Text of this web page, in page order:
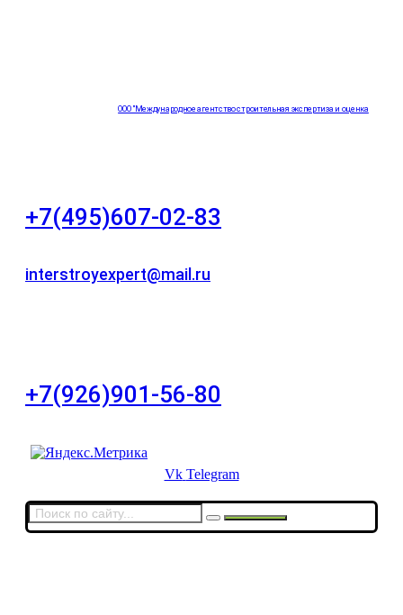
ООО "Международное агентство строительная экспертиза и оценка
+7(495)607-02-83
interstroyexpert@mail.ru
+7(926)901-56-80
Vk Telegram